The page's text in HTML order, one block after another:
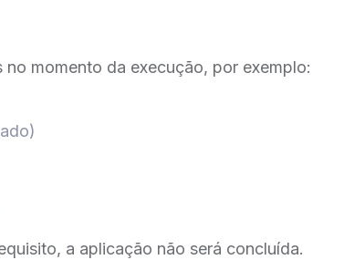
momento da execução, por exemplo:
a aplicação não será concluída.